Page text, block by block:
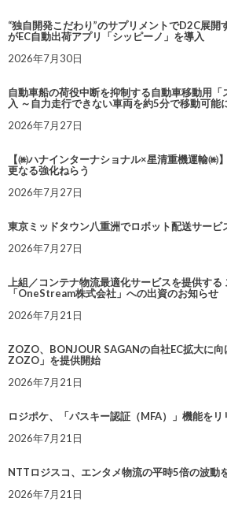
“独自開発こだわり”のサプリメントでD2C展開
がEC自動出荷アプリ「シッピーノ」を導入
2026年7月30日
自動車船の荷役中断を抑制する自動車移動用
入 ～自力走行できない車両を約5分で移動可能
2026年7月27日
【㈱ハナインターナショナル×星清重機運輸㈱
更なる強化ねらう
2026年7月27日
東京ミッドタウン八重洲でロボット配送サービ
2026年7月27日
上組／コンテナ物流最適化サービスを提供する
「OneStream株式会社」への出資のお知らせ
2026年7月21日
ZOZO、BONJOUR SAGANの自社EC拡大に
ZOZO」を提供開始
2026年7月21日
ロジポケ、「パスキー認証（MFA）」機能をリ
2026年7月21日
NTTロジスコ、エンタメ物流の平時5倍の波
2026年7月21日